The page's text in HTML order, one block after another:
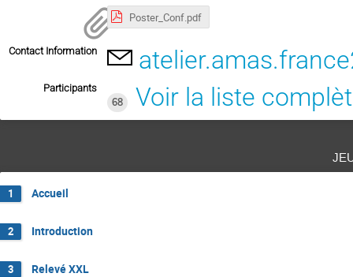
Poster_Conf.pdf
Contact Information
Participants
68
Voir la liste
1 Accueil
2 Introduction
3 Relevé XXL